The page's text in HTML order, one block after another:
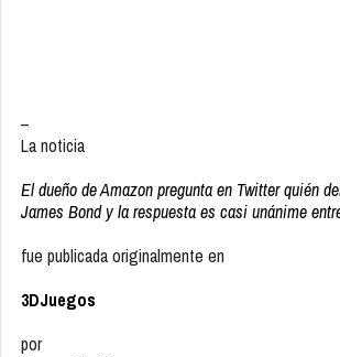
–
La noticia
El dueño de Amazon pregunta en Twitter quién
James Bond y la respuesta es casi unánime
fue publicada originalmente en
3DJuegos
por